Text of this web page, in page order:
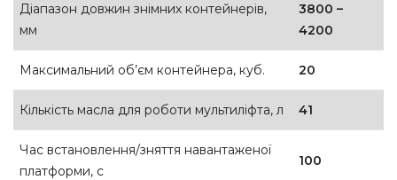
Діапазон довжин знімних контейнерів,
мм
3800 –
4200
Максимальний об’єм контейнера, куб. 20
Кількість масла для роботи мультиліфта, л 41
Час встановлення/зняття навантаженої
платформи, с
100